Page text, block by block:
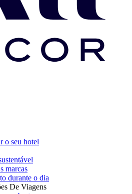
o seu hotel
marcas
durante o dia
De Viagens